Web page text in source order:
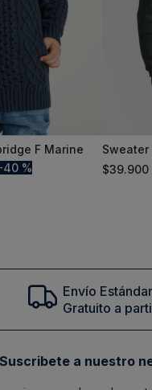
F Marine
40 %
L
Sweater
Melange
Graphite
$39.900
Envío
Gratuito a
a nuestro